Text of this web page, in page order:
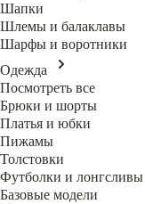
Шапки
Шлемы и балаклавы
Шарфы и воротники
Одежда
Посмотреть все
Брюки и шорты
Платья и юбки
Пижамы
Толстовки
Футболки и лонгсливы
Базовые модели